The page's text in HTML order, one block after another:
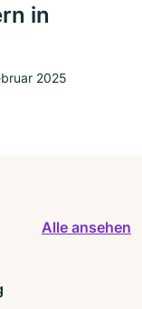
in
2025
Alle ansehen